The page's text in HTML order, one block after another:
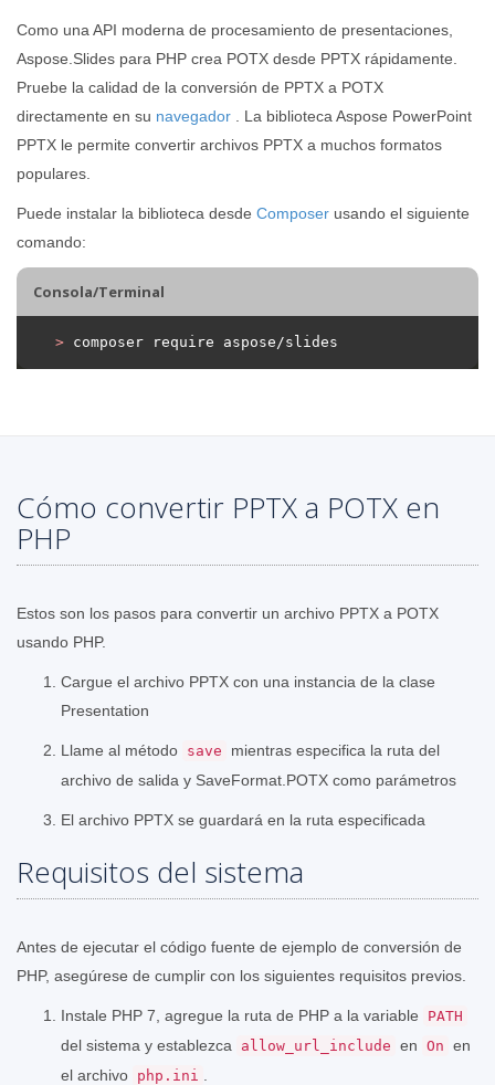
Como una API moderna de procesamiento de presentaciones,
Aspose.Slides para PHP crea POTX desde PPTX rápidamente.
Pruebe la calidad de la conversión de PPTX a POTX
directamente en su navegador . La biblioteca Aspose PowerPoint
PPTX le permite convertir archivos PPTX a muchos formatos
populares.
Puede instalar la biblioteca desde Composer usando el siguiente
comando:
Consola/Terminal
> composer require aspose/slides
Cómo convertir PPTX a POTX en
PHP
Estos son los pasos para convertir un archivo PPTX a POTX
usando PHP.
Cargue el archivo PPTX con una instancia de la clase
Presentation
Llame al método save
mientras especifica la ruta del
archivo de salida y SaveFormat.POTX como parámetros
El archivo PPTX se guardará en la ruta especificada
Requisitos del sistema
Antes de ejecutar el código fuente de ejemplo de conversión de
PHP, asegúrese de cumplir con los siguientes requisitos previos.
Instale PHP 7, agregue la ruta de PHP a la variable PATH
del sistema y establezca allow_url_include en On en
el archivo php.ini